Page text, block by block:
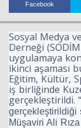
Facebook
Sosyal Medya
Derneği
uygulamaya
ikinci aşaması
Eğitim, Kültür,
iş birliğinde
gerçekleştirildi.
gerçekleştirildiği
Müşaviri Ali